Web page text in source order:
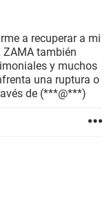
a recuperar a mi
ZAMA también
y muchos
una ruptura o
de (***@***)